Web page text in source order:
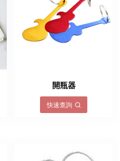
開瓶器
快速查詢